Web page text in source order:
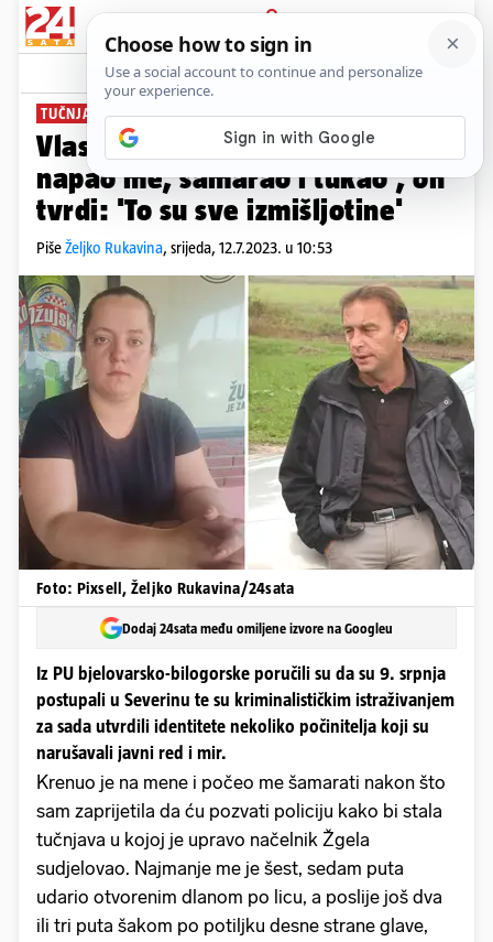
PRIJAVA
News Komentari
TUČNJAVU SNIMILE KAMERE
Vlasnica kafića: 'Načelnik Žgela
napao me, šamarao i tukao', on
tvrdi: 'To su sve izmišljotine'
PišeŽeljko Rukavina, srijeda, 12.7.2023. u 10:53
Foto: Pixsell, Željko Rukavina/24sata
Dodaj 24sata među omiljene izvore na Googleu
Iz PU bjelovarsko-bilogorske poručili su da su 9. srpnja
postupali u Severinu te su kriminalističkim istraživanjem
za sada utvrdili identitete nekoliko počinitelja koji su
narušavali javni red i mir.
Krenuo je na mene i počeo me šamarati nakon što
sam zaprijetila da ću pozvati policiju kako bi stala
tučnjava u kojoj je upravo načelnik Žgela
sudjelovao. Najmanje me je šest, sedam puta
udario otvorenim dlanom po licu, a poslije još dva
ili tri puta šakom po potiljku desne strane glave,